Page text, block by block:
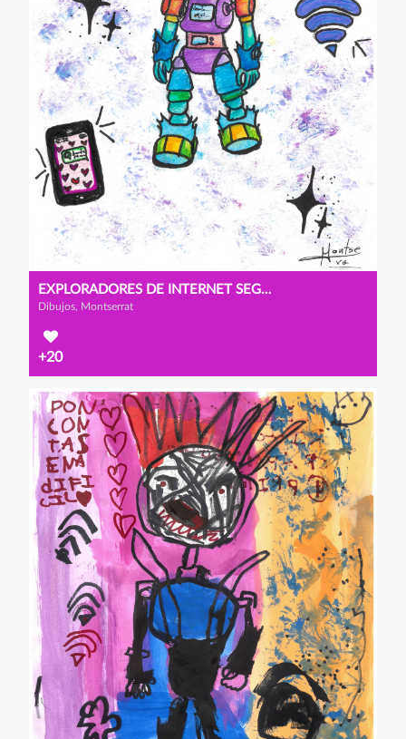
EXPLORADORES DE INTERNET SEGURO.
Dibujos, Montserrat
+20